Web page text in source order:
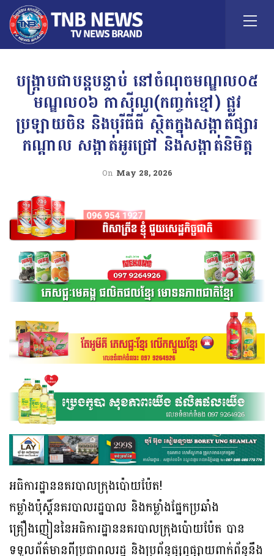
បង្ក្រាបជាបន្តបន្ទាប់ នៅចំណុចមណ្ឌល០៥
មណ្ឌល០៦ កាស៊ីណូ(កញ្ចក់ខ្មៅ) ផ្លូវ
ប្រឡាយចិន និងបុរីធីធី ស្ថិតក្នុងសង្កាត់ផ្សារ
កណ្ដាល សង្កាត់អូរជ្រៅ និងសង្កាត់និមិត្ត
On May 28, 2026
អធិការដ្ឋាននគរបាលក្រុងប៉ោយប៉ែត!
កម្លាំងប៉ុស្តិ៍នគរបាលរដ្ឋបាល និងកម្លាំងផ្នែកប្រឆាំង
គ្រឿងញៀននៃអធិការដ្ឋាននគរបាលក្រុងប៉ោយប៉ែត បាន
ទទួលព័ត៌មានពីប្រជាពលរដ្ឋ និងប្រព័ន្ធផ្សព្វផ្សាយពាក់ព័ន្ធនឹង